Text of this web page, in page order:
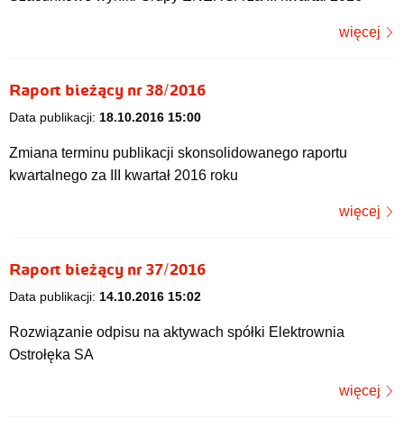
więcej
Raport bieżący nr 38/2016
Data publikacji: 18.10.2016 15:00
Zmiana terminu publikacji skonsolidowanego raportu
kwartalnego za III kwartał 2016 roku
więcej
Raport bieżący nr 37/2016
Data publikacji: 14.10.2016 15:02
Rozwiązanie odpisu na aktywach spółki Elektrownia
Ostrołęka SA
więcej